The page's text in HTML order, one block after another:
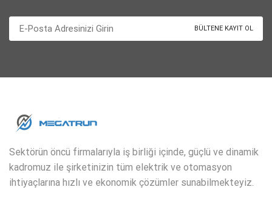
Sektörün öncü firmalarıyla iş birliği içinde, güçlü ve dinamik
kadromuz ile şirketinizin tüm elektrik ve otomasyon
ihtiyaçlarına hızlı ve ekonomik çözümler sunabilmekteyiz.